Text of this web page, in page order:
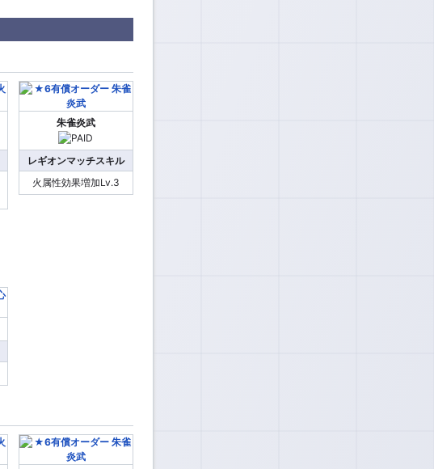
朱雀炎武
レギオンマッチスキル
火属性効果増加Lv.3